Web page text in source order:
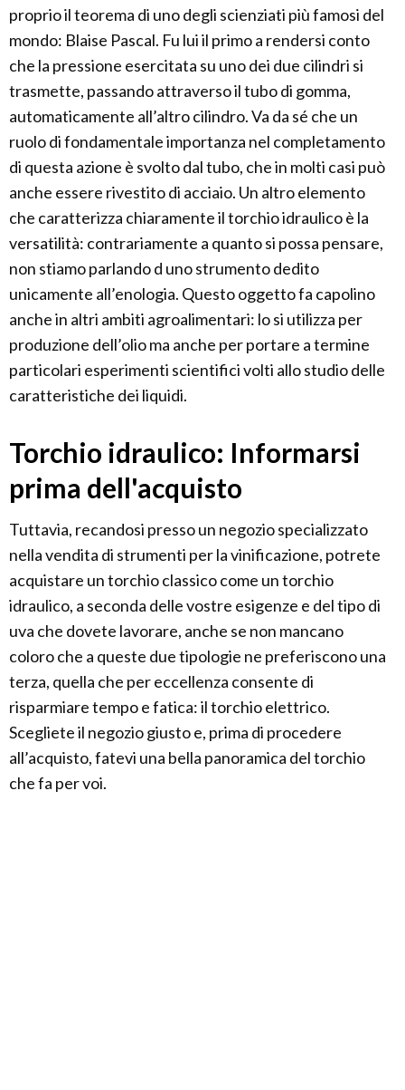
proprio il teorema di uno degli scienziati più famosi del
mondo: Blaise Pascal. Fu lui il primo a rendersi conto
che la pressione esercitata su uno dei due cilindri si
trasmette, passando attraverso il tubo di gomma,
automaticamente all’altro cilindro. Va da sé che un
ruolo di fondamentale importanza nel completamento
di questa azione è svolto dal tubo, che in molti casi può
anche essere rivestito di acciaio. Un altro elemento
che caratterizza chiaramente il torchio idraulico è la
versatilità: contrariamente a quanto si possa pensare,
non stiamo parlando d uno strumento dedito
unicamente all’enologia. Questo oggetto fa capolino
anche in altri ambiti agroalimentari: lo si utilizza per
produzione dell’olio ma anche per portare a termine
particolari esperimenti scientifici volti allo studio delle
caratteristiche dei liquidi.
Torchio idraulico: Informarsi
prima dell'acquisto
Tuttavia, recandosi presso un negozio specializzato
nella vendita di strumenti per la vinificazione, potrete
acquistare un torchio classico come un torchio
idraulico, a seconda delle vostre esigenze e del tipo di
uva che dovete lavorare, anche se non mancano
coloro che a queste due tipologie ne preferiscono una
terza, quella che per eccellenza consente di
risparmiare tempo e fatica: il torchio elettrico.
Scegliete il negozio giusto e, prima di procedere
all’acquisto, fatevi una bella panoramica del torchio
che fa per voi.